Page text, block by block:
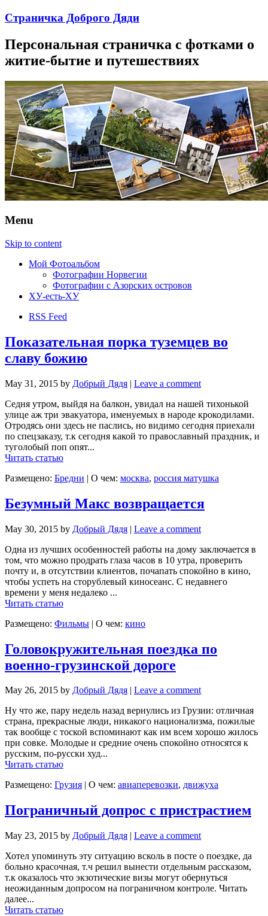
Страничка Доброго Дяди
Персональная страничка с фотками о
житие-бытие и путешествиях
Menu
Skip to content
Мой Фотоальбом
Фотографии Норвегии
Фотографии с Азорских островов
ХУ-есть-ХУ
RSS Feed
Показательная порка туземцев во
славу божию
May 31, 2015 by Добрый Дядя | Leave a comment
Седня утром, выйдя на балкон, увидал на нашей тихонькой
улице аж три эвакуатора, именуемых в народе крокодилами.
Отродясь они здесь не паслись, но видимо сегодня приехали
по спецзаказу, т.к сегодня какой то православный праздник, и
туголобый поп опят...
Читать статью
Размещено: Бредни | О чем: москва, россия матушка
Безумный Макс возвращается
May 30, 2015 by Добрый Дядя | Leave a comment
Одна из лучших особенностей работы на дому заключается в
том, что можно продрать глаза часов в 10 утра, проверить
почту и, в отсутствии клиентов, почапать спокойно в кино,
чтобы успеть на сторублевый киносеанс. С недавнего
времени у меня недалеко ...
Читать статью
Размещено: Фильмы | О чем: кино
Головокружительная поездка по
военно-грузинской дороге
May 26, 2015 by Добрый Дядя | Leave a comment
Ну что же, пару недель назад вернулись из Грузии: отличная
страна, прекрасные люди, никакого национализма, пожилые
так вообще с тоской вспоминают как им всем хорошо жилось
при совке. Молодые и средние очень спокойно относятся к
русским, по-русски худ...
Читать статью
Размещено: Грузия | О чем: авиаперевозки, движуха
Пограничный допрос с пристрастием
May 23, 2015 by Добрый Дядя | Leave a comment
Хотел упоминуть эту ситуацию всколь в посте о поездке, да
больно красочная, т.ч решил вынести отдельным рассказом,
т.к оказалось что экзотические визы могут обернуться
неожиданным допросом на пограничном контроле. Читать
далее...
Читать статью